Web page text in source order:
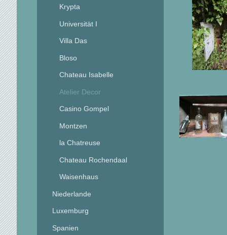
Krypta
Universität I
Villa Das
Bloso
Chateau Isabelle
Atelier Decor
Casino Gompel
Montzen
la Chatreuse
Chateau Rochendaal
Waisenhaus
Niederlande
Luxemburg
Spanien